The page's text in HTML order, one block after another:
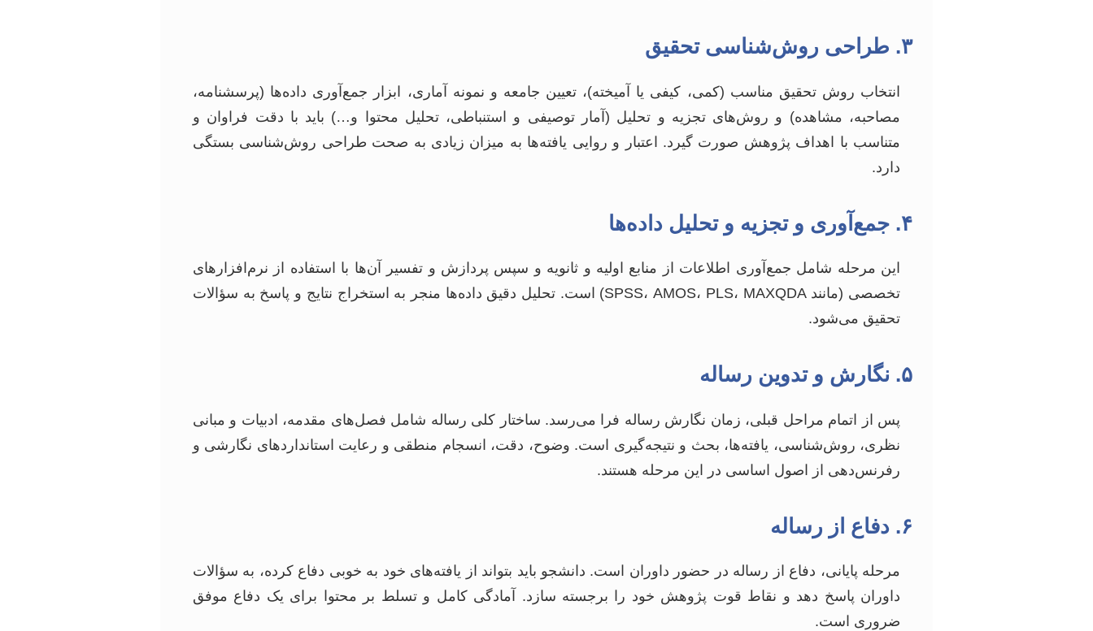
۳. طراحی روش‌شناسی تحقیق
انتخاب روش تحقیق مناسب (کمی، کیفی یا آمیخته)، تعیین جامعه و نمونه آماری، ابزار جمع‌آوری داده‌ها (پرسشنامه،
مصاحبه، مشاهده) و روش‌های تجزیه و تحلیل (آمار توصیفی و استنباطی، تحلیل محتوا و…) باید با دقت فراوان و
متناسب با اهداف پژوهش صورت گیرد. اعتبار و روایی یافته‌ها به میزان زیادی به صحت طراحی روش‌شناسی بستگی
دارد.
۴. جمع‌آوری و تجزیه و تحلیل داده‌ها
این مرحله شامل جمع‌آوری اطلاعات از منابع اولیه و ثانویه و سپس پردازش و تفسیر آن‌ها با استفاده از نرم‌افزارهای
تخصصی (مانند SPSS، AMOS، PLS، MAXQDA) است. تحلیل دقیق داده‌ها منجر به استخراج نتایج و پاسخ به سؤالات
تحقیق می‌شود.
۵. نگارش و تدوین رساله
پس از اتمام مراحل قبلی، زمان نگارش رساله فرا می‌رسد. ساختار کلی رساله شامل فصل‌های مقدمه، ادبیات و مبانی
نظری، روش‌شناسی، یافته‌ها، بحث و نتیجه‌گیری است. وضوح، دقت، انسجام منطقی و رعایت استانداردهای نگارشی و
رفرنس‌دهی از اصول اساسی در این مرحله هستند.
۶. دفاع از رساله
مرحله پایانی، دفاع از رساله در حضور داوران است. دانشجو باید بتواند از یافته‌های خود به خوبی دفاع کرده، به سؤالات
داوران پاسخ دهد و نقاط قوت پژوهش خود را برجسته سازد. آمادگی کامل و تسلط بر محتوا برای یک دفاع موفق
ضروری است.